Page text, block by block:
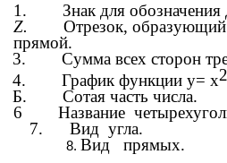
1. Знак для обозначения
Z. Отрезок,
прямой.
3. Сумма всех сторон
4. График функции у= х2
Б. Сотая часть числа.
6 Название
7. Вид угла.
Вид прямых.